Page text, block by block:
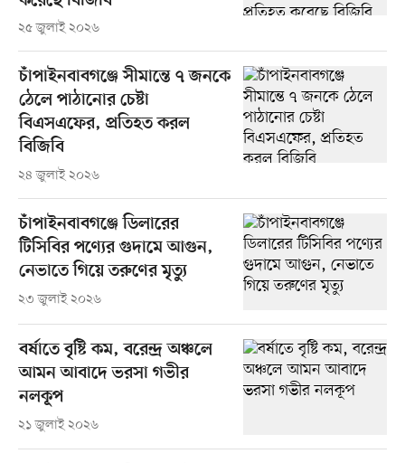
২৫ জুলাই ২০২৬
চাঁপাইনবাবগঞ্জে সীমান্তে ৭ জনকে
ঠেলে পাঠানোর চেষ্টা
বিএসএফের, প্রতিহত করল
বিজিবি
২৪ জুলাই ২০২৬
চাঁপাইনবাবগঞ্জে ডিলারের
টিসিবির পণ্যের গুদামে আগুন,
নেভাতে গিয়ে তরুণের মৃত্যু
২৩ জুলাই ২০২৬
বর্ষাতে বৃষ্টি কম, বরেন্দ্র অঞ্চলে
আমন আবাদে ভরসা গভীর
নলকূপ
২১ জুলাই ২০২৬